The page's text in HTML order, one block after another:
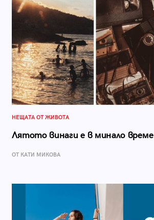
НЕЩАТА ОТ ЖИВОТА
Лятото винаги е в минало време
ОТ КАТИ МИКОВА